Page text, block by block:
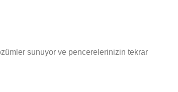
sunuyor ve pencerelerinizin tekrar